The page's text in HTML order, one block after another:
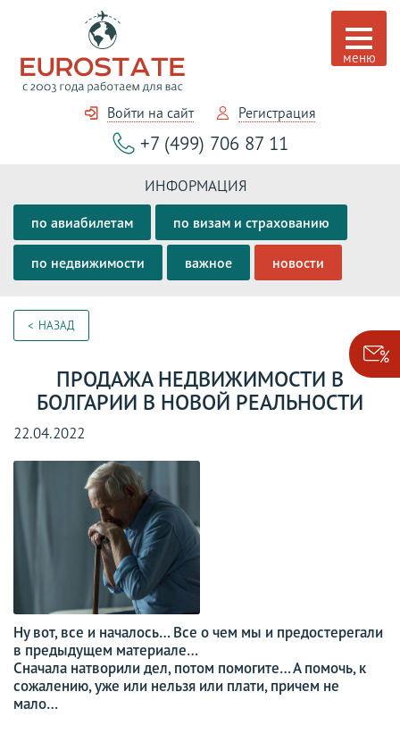
Войти на сайт Регистрация
+7 (499) 706 87 11
ИНФОРМАЦИЯ
по авиабилетам по визам и страхованию
по недвижимости важное новости
НАЗАД
ПРОДАЖА НЕДВИЖИМОСТИ В
БОЛГАРИИ В НОВОЙ РЕАЛЬНОСТИ
22.04.2022
Ну вот, все и началось… Все о чем мы и предостерегали
в предыдущем материале…
Сначала натворили дел, потом помогите… А помочь, к
сожалению, уже или нельзя или плати, причем не
мало…